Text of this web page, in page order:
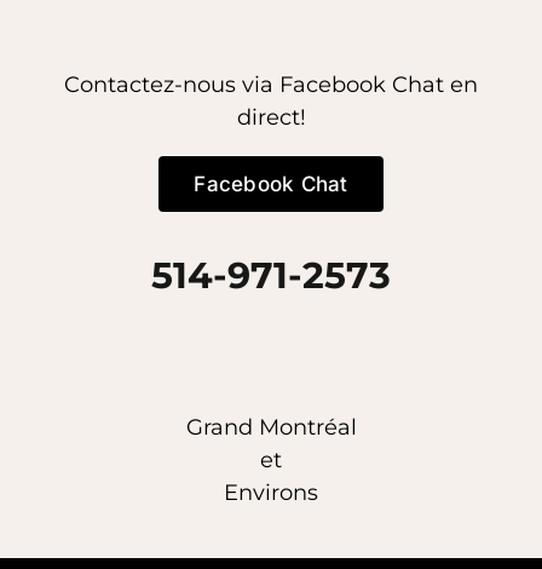
Contactez-nous via Facebook Chat en
direct!
Facebook Chat
514-971-2573
Grand Montréal
et
Environs